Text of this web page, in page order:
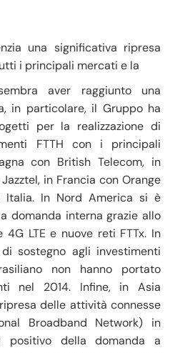
una significativa ripresa
i principali mercati e la
aver raggiunto una
in particolare, il Gruppo ha
per la realizzazione di
FTTH con i principali
con British Telecom, in
in Francia con Orange
In Nord America si è
domanda interna grazie allo
LTE e nuove reti FTTx. In
sostegno agli investimenti
non hanno portato
nel 2014. Infine, in Asia
delle attività connesse
Broadband Network) in
positivo della domanda a